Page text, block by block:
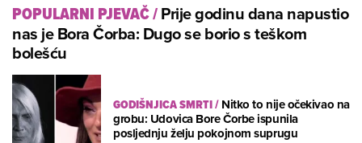
POPULARNI PJEVAČ/Prije godinu dana napustio
nas je Bora Čorba: Dugo se borio s teškom
bolešću
GODIŠNJICA SMRTI/Nitko to nije očekivao na
grobu: Udovica Bore Čorbe ispunila
posljednju želju pokojnom suprugu